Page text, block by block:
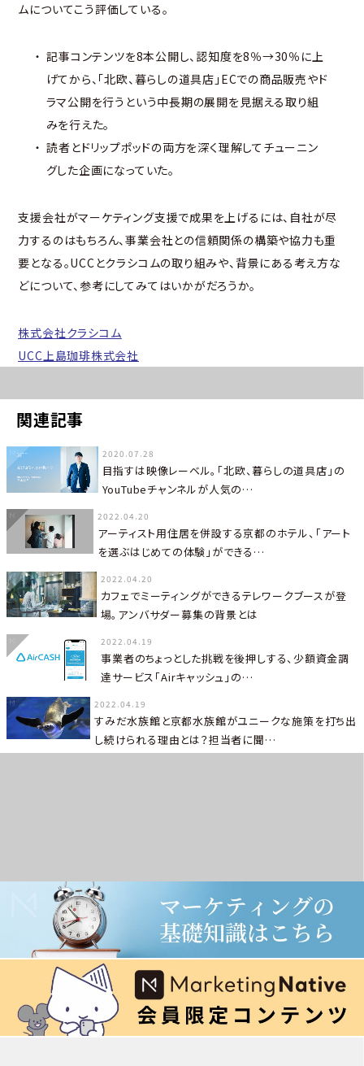
ムについてこう評価している。
記事コンテンツを8本公開し、認知度を8％→30％に上
げてから、「北欧、暮らしの道具店」ECでの商品販売やド
ラマ公開を行うという中長期の展開を見据える取り組
みを行えた。
読者とドリップポッドの両方を深く理解してチューニン
グした企画になっていた。
支援会社がマーケティング支援で成果を上げるには、自社が尽
力するのはもちろん、事業会社との信頼関係の構築や協力も重
要となる。UCCとクラシコムの取り組みや、背景にある考え方な
どについて、参考にしてみてはいかがだろうか。
株式会社クラシコム
UCC上島珈琲株式会社
関連記事
2020.07.28
目指すは映像レーベル。「北欧、暮らしの道具店」の
YouTubeチャンネルが人気の…
2022.04.20
アーティスト用住居を併設する京都のホテル、「アート
を選ぶはじめての体験」ができる…
2022.04.20
カフェでミーティングができるテレワークブースが登
場。アンバサダー募集の背景とは
2022.04.19
事業者のちょっとした挑戦を後押しする、少額資金調
達サービス「Airキャッシュ」の…
2022.04.19
すみだ水族館と京都水族館がユニークな施策を打ち出
し続けられる理由とは？担当者に聞…